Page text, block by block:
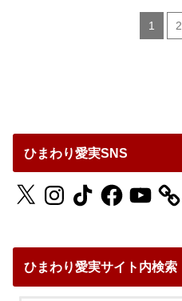
1 2
ひまわり愛実SNS
X InstagramTikTokFacebookYouTube
ひまわり愛実サイト内検索